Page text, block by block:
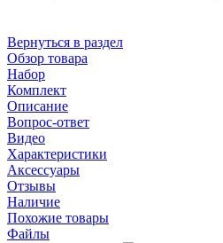
Вернуться в раздел
Обзор товара
Набор
Комплект
Описание
Вопрос-ответ
Видео
Характеристики
Аксессуары
Отзывы
Наличие
Похожие товары
Файлы